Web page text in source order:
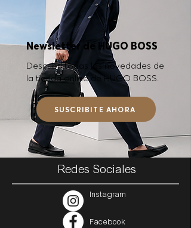
Newsletter de HUGO BOSS
Descubrí todas las novedades de
la tienda online de HUGO BOSS.
SUSCRIBITE AHORA
Redes Sociales
Instagram
Facebook